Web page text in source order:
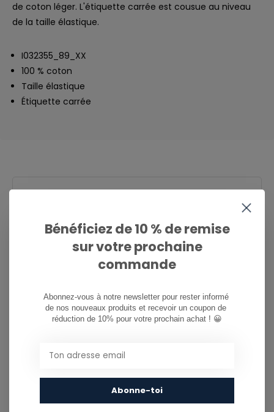
de coton léger. L'étiquette carrée est cousue au niveau
de la taille élastique.
I032355_89_XX
100 % coton
Taille élastique
Étiquette carrée
CAN WE HELP?
info@ostreet.be
PARTAGER CE PRODUIT
TU POURRAIS AUSSI AIMER...
Bénéficiez de 10 % de remise
sur votre prochaine
commande
Abonnez-vous à notre newsletter pour rester informé
de nos nouveaux produits et recevoir un coupon de
réduction de 10% pour votre prochain achat ! 😀
Abonne-toi